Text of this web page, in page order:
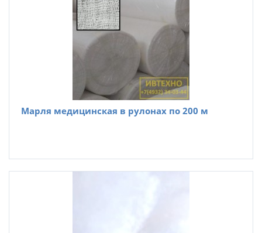
Марля медицинская в рулонах по 200 м